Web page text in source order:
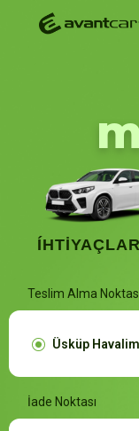
Teslim Alma
İade Noktası